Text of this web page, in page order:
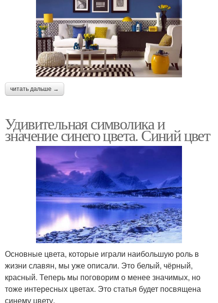
читать дальше →
Удивительная символика и
значение синего цвета. Синий цвет
Основные цвета, которые играли наибольшую роль в
жизни славян, мы уже описали. Это белый, чёрный,
красный. Теперь мы поговорим о менее значимых, но
тоже интересных цветах. Это статья будет посвящена
синему цвету.